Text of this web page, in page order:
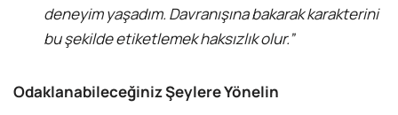
deneyim yaşadım. Davranışına bakarak karakterini
bu şekilde etiketlemek haksızlık olur.”
Odaklanabileceğiniz Şeylere Yönelin